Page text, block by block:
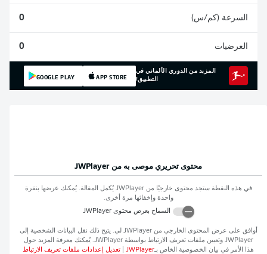
السرعة (كم/س) 0
العرضيات 0
المزيد من الدوري الألماني في
التطبيق!
APP STORE
GOOGLE PLAY
محتوى تحريري موصى به من JWPlayer
في هذه النقطة ستجد محتوى خارجيًا منJWPlayer يُكمل المقالة. يُمكنك عرضها بنقرة
واحدة وإخفائها مرة أخرى.
السماح بعرض محتوىJWPlayer
أوافق على عرض المحتوى الخارجي منJWPlayer لي. يتيح ذلك نقل البيانات الشخصية إلى
JWPlayer وتعيين ملفات تعريف الارتباط بواسطةJWPlayer. يُمكنك معرفة المزيد حول
هذا الأمر في بيان الخصوصية الخاص بـJWPlayer تعديل إعدادات ملفات تعريف الارتباط